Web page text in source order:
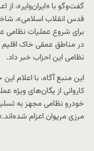
گفت‌وگو با «ایران‌وایر»، از
قدس انقلاب اسلامی»،
برای شروع عملیات نظامی
در مناطق عمقی خاک اقلیم
نظامی این احزاب خبر داد.
این منبع آگاه، با اعلام
خودرو نظامی مجهز به
مرزی مریوان اعزام